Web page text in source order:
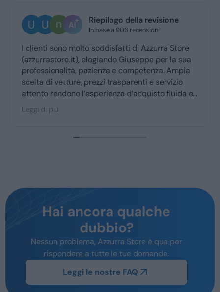
Ugo Brescia
4 giorni fa
Ottima esperienza con la vs concessionaria.
Giuseppe mi ha coccolato dal momenyo del
ritiro a quello della consegna . Grazie davvero
Hai ancora qualche
dubbio?
Nessun problema, Azzurra Store è qua per
rispondere a tutte le tue domande.
Leggi le nostre FAQ